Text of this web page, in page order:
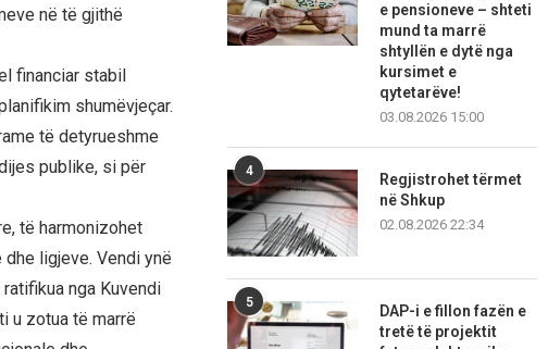
në të gjithë
financiar stabil
shumëvjeçar.
të detyrueshme
publike, si për
të harmonizohet
ligjeve. Vendi ynë
nga Kuvendi
u zotua të marrë
e pensioneve – shteti
mund ta marrë
shtyllën e dytë nga
kursimet e
qytetarëve!
03.08.2026 15:00
4
Regjistrohet tërmet
në Shkup
02.08.2026 22:34
5
DAP-i e fillon fazën e
tretë të projektit